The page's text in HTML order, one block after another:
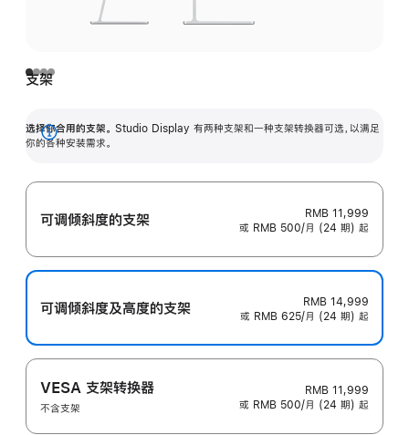
支架
选择你合用的支架。 Studio Display 有两种支架和一种支架转换器可选，以满足
你的各种安装需求。
展
可调倾斜度的支架
RMB 11,999
或 RMB 500/月 (24 期) 起
可调倾斜度及高‍度的支‍架
RMB 14,999
或 RMB 625/月 (24 期) 起
VESA 支架转换器
不含支架
RMB 11,999
或 RMB 500/月 (24 期) 起